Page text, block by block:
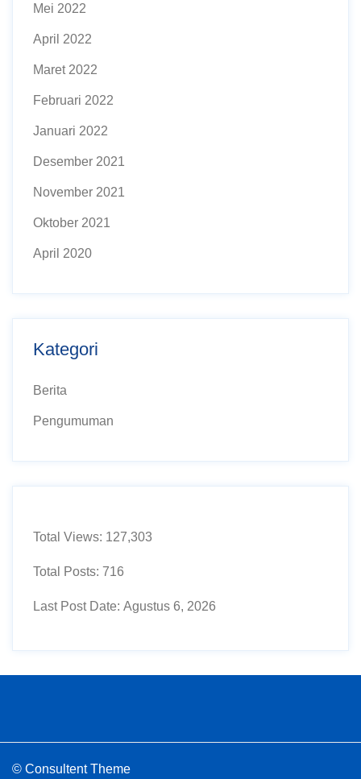
Mei 2022
April 2022
Maret 2022
Februari 2022
Januari 2022
Desember 2021
November 2021
Oktober 2021
April 2020
Kategori
Berita
Pengumuman
Total Views: 127,303
Total Posts: 716
Last Post Date: Agustus 6, 2026
© Consultent Theme